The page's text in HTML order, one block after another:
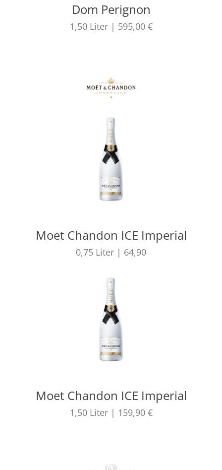
Dom Perignon
1,50 Liter | 595,00 €
Moet Chandon ICE Imperial
0,75 Liter | 64,90
Moet Chandon ICE Imperial
1,50 Liter | 159,90 €